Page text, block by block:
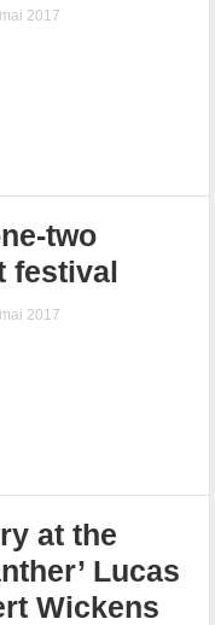
2017
two
festival
2017
at the
Lucas
Wickens